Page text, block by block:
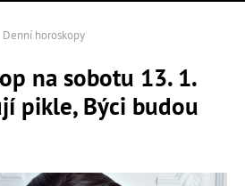
Denní horoskopy
na sobotu 13. 1.
pikle, Býci budou